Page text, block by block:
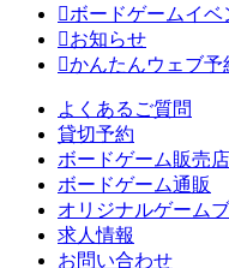
ボードゲームイベ
お知らせ
かんたんウェブ予
よくあるご質問
貸切予約
ボードゲーム販売
ボードゲーム通販
オリジナルゲーム
求人情報
お問い合わせ